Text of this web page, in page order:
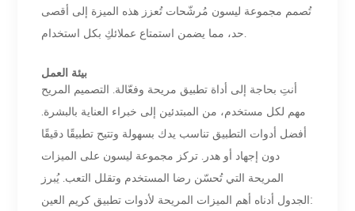
تُصمم مجموعة ليسون مُرشّحات تُعزز هذه الميزة إلى أقصى
حد، مما يضمن استمتاع عملائكِ بكل استخدام.
بيئة العمل
أنتِ بحاجة إلى أداة تطبيق مريحة وفعّالة. التصميم المريح
مهم لكل مستخدم، من المبتدئين إلى خبراء العناية بالبشرة.
أفضل أدوات التطبيق تناسب يدك بسهولة وتتيح تطبيقًا دقيقًا
دون إجهاد أو هدر. تركز مجموعة ليسون على الميزات
المريحة التي تُحسّن رضا المستخدم وتقلل التعب. يُبرز
الجدول أدناه أهم الميزات المريحة لأدوات تطبيق كريم العين: